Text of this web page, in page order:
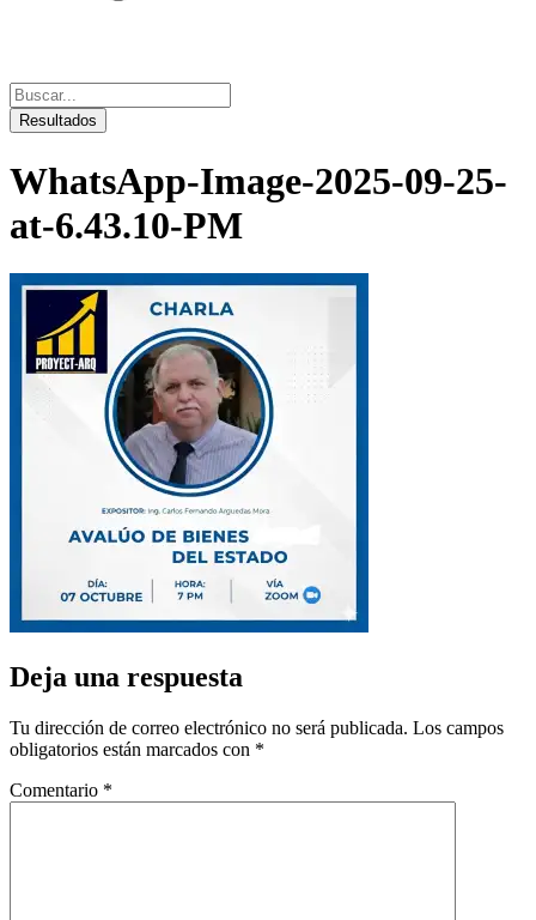
Search
...Resultados
WhatsApp-Image-2025-09-25-
at-6.43.10-PM
Deja una respuesta
Tu dirección de correo electrónico no será publicada. Los campos
obligatorios están marcados con *
Comentario *